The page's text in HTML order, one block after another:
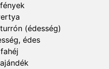
(édesség)
édes